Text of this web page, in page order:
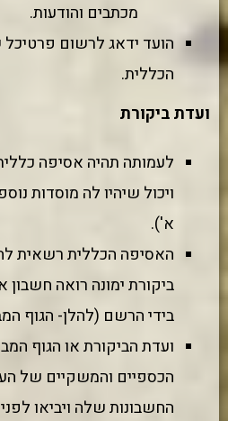
מכתבים והודעות.
הועד ידאג לרשום פרטיכל
הכללית.
ועדת ביקורת
לעמותה תהיה אסיפה
א').
האסיפה הכללית רשאית
ביקורת ימונה רואה חשבון
בידי הרשם (להלן- הגוף
ועדת הביקורת או הגוף
הכספיים והמשקיים של
החשבונות שלה ויביאו